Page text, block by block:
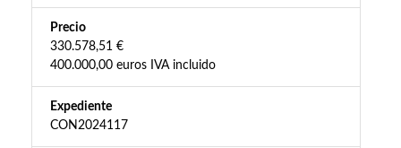
Precio
330.578,51 €
400.000,00 euros IVA incluido
Expediente
CON2024117